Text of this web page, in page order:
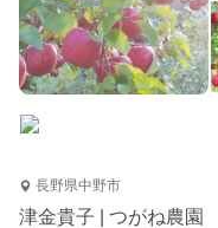
長野県中野市
津金貴子 | つがね農園